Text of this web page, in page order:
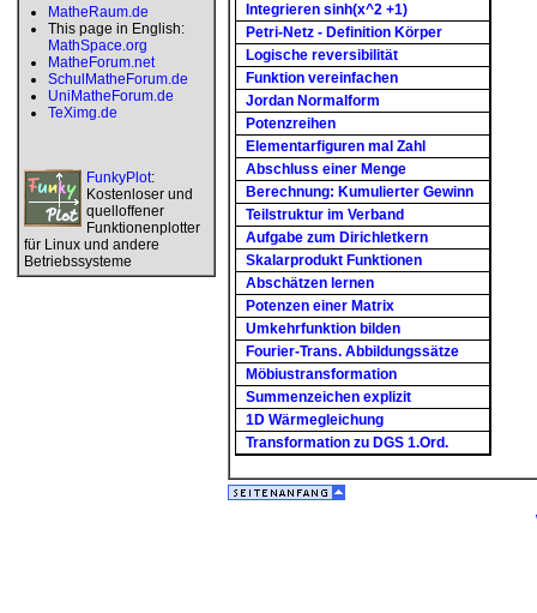
MatheRaum.de
This page in English:
MathSpace.org
MatheForum.net
SchulMatheForum.de
UniMatheForum.de
TeXimg.de
FunkyPlot:
Kostenloser und
quelloffener
Funktionenplotter
für Linux und andere
Betriebssysteme
Integrieren sinh(x^2 +1)
Petri-Netz - Definition Körper
Logische reversibilität
Funktion vereinfachen
Jordan Normalform
Potenzreihen
Elementarfiguren mal Zahl
Abschluss einer Menge
Berechnung: Kumulierter Gewinn
Teilstruktur im Verband
Aufgabe zum Dirichletkern
Skalarprodukt Funktionen
Abschätzen lernen
Potenzen einer Matrix
Umkehrfunktion bilden
Fourier-Trans. Abbildungssätze
Möbiustransformation
Summenzeichen explizit
1D Wärmegleichung
Transformation zu DGS 1.Ord.